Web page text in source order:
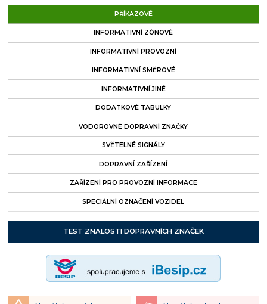
PŘÍKAZOVÉ
INFORMATIVNÍ ZÓNOVÉ
INFORMATIVNÍ PROVOZNÍ
INFORMATIVNÍ SMĚROVÉ
INFORMATIVNÍ JINÉ
DODATKOVÉ TABULKY
VODOROVNÉ DOPRAVNÍ ZNAČKY
SVĚTELNÉ SIGNÁLY
DOPRAVNÍ ZAŘÍZENÍ
ZAŘÍZENÍ PRO PROVOZNÍ INFORMACE
SPECIÁLNÍ OZNAČENÍ VOZIDEL
TEST ZNALOSTI DOPRAVNÍCH ZNAČEK